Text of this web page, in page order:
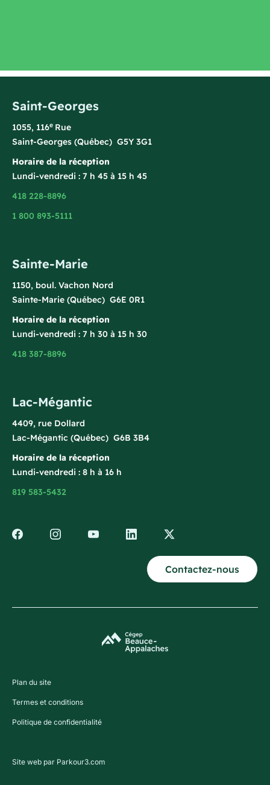
Saint-Georges
1055, 116e Rue
Saint-Georges (Québec) G5Y 3G1
Horaire de la réception
Lundi-vendredi : 7 h 45 à 15 h 45
418 228-8896
1 800 893-5111
Sainte-Marie
1150, boul. Vachon Nord
Sainte-Marie (Québec) G6E 0R1
Horaire de la réception
Lundi-vendredi : 7 h 30 à 15 h 30
418 387-8896
Lac-Mégantic
4409, rue Dollard
Lac-Mégantic (Québec) G6B 3B4
Horaire de la réception
Lundi-vendredi : 8 h à 16 h
819 583-5432
Contactez-nous
Plan du site
Termes et conditions
Politique de confidentialité
Site web par Parkour3.com